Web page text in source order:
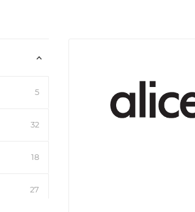
5
32
18
27